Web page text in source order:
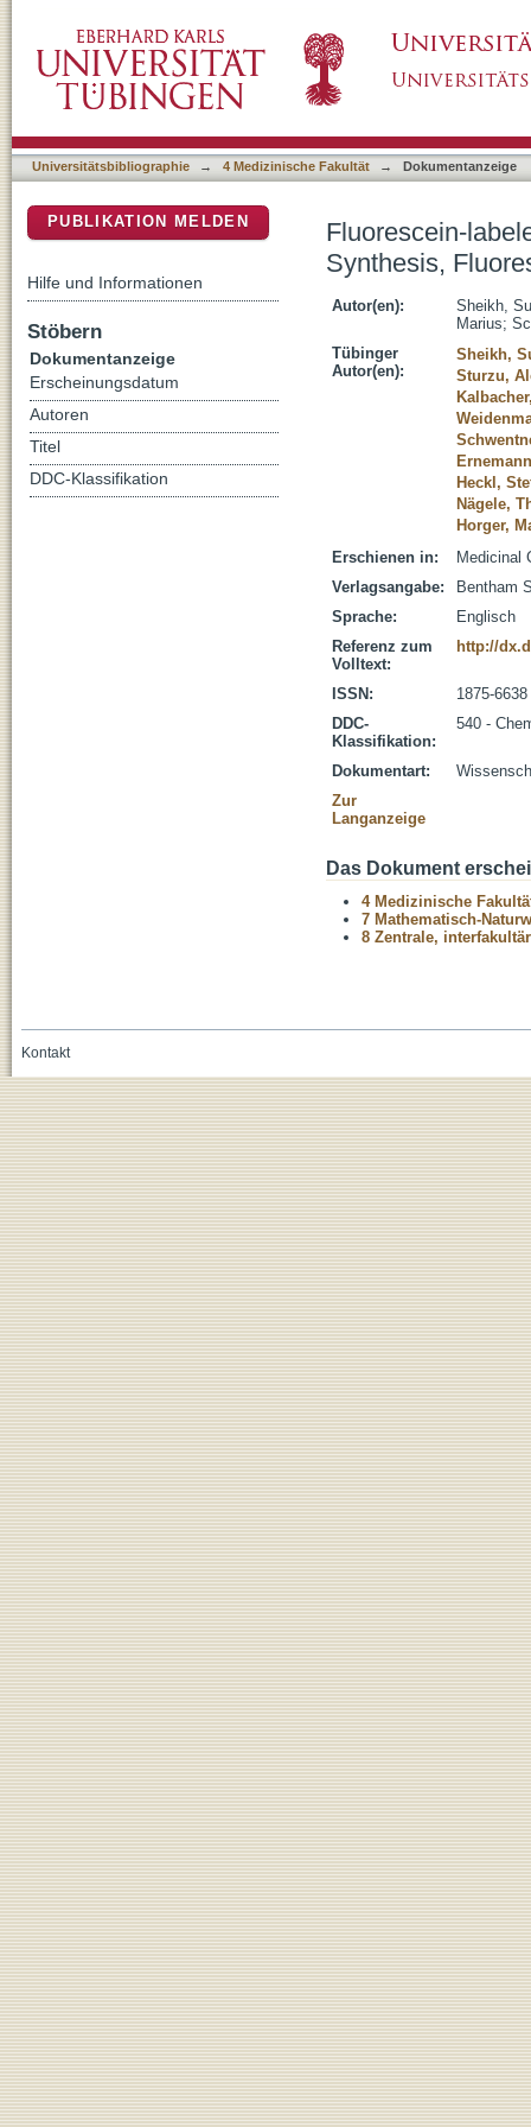
Evaluation
Universitätsbibliographie → 4 Medizinische Fakultät → Dokumentanzeige
Fluorescein-
Synthesis,
Autor(en):
Sheikh,
Marius;
Tübinger
Autor(en):
Sheikh,
Sturzu,
Heckl,
Nägele,
Horger,
Erschienen in:
Medicinal
Verlagsangabe:
Bentham
Sprache:
Englisch
Referenz zum
Volltext:
http://
ISSN:
1875-6638
DDC-
Klassifikation:
540 -
Dokumentart:
Zur
Langanzeige
Das Dokument
4 Medizinische
7 Mathematisch-
8 Zentrale,
PUBLIKATION MELDEN
Hilfe und Informationen
Stöbern
Dokumentanzeige
Erscheinungsdatum
Autoren
Titel
DDC-Klassifikation
Kontakt